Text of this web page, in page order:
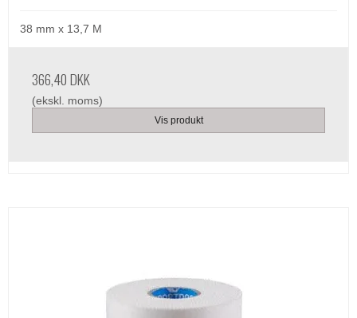
38 mm x 13,7 M
366,40 DKK
(ekskl. moms)
Vis produkt